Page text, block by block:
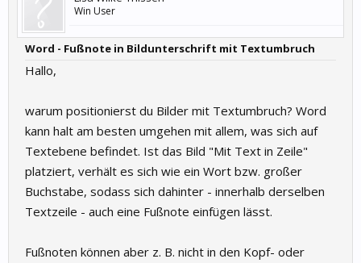
Win User
Word - Fußnote in Bildunterschrift mit Textumbruch
Hallo,
warum positionierst du Bilder mit Textumbruch? Word
kann halt am besten umgehen mit allem, was sich auf
Textebene befindet. Ist das Bild "Mit Text in Zeile"
platziert, verhält es sich wie ein Wort bzw. großer
Buchstabe, sodass sich dahinter - innerhalb derselben
Textzeile - auch eine Fußnote einfügen lässt.
Fußnoten können aber z. B. nicht in den Kopf- oder